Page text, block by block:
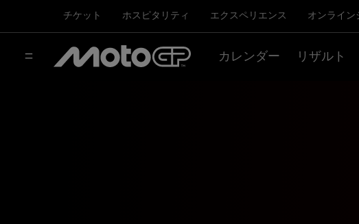
チケット ホスピタリティ エクスペリエンス オンライン
カレンダー リザルト